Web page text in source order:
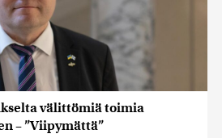
välittömiä toimia
– ”Viipymättä”